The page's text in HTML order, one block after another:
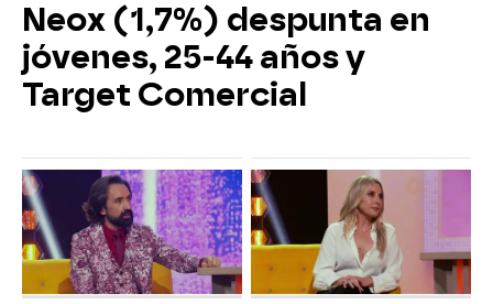
Neox (1,7%) despunta en
jóvenes, 25-44 años y
Target Comercial